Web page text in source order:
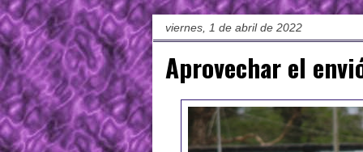
viernes, 1 de abril de 2022
Aprovechar el